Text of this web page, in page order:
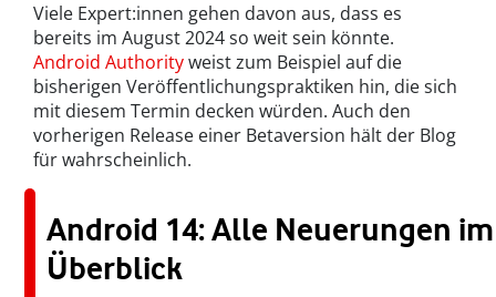
Viele Expert:innen gehen davon aus, dass es
bereits im August 2024 so weit sein könnte.
Android Authorityweist zum Beispiel auf die
bisherigen Veröffentlichungspraktiken hin, die sich
mit diesem Termin decken würden. Auch den
vorherigen Release einer Betaversion hält der Blog
für wahrscheinlich.
Android 14: Alle Neuerungen im
Überblick